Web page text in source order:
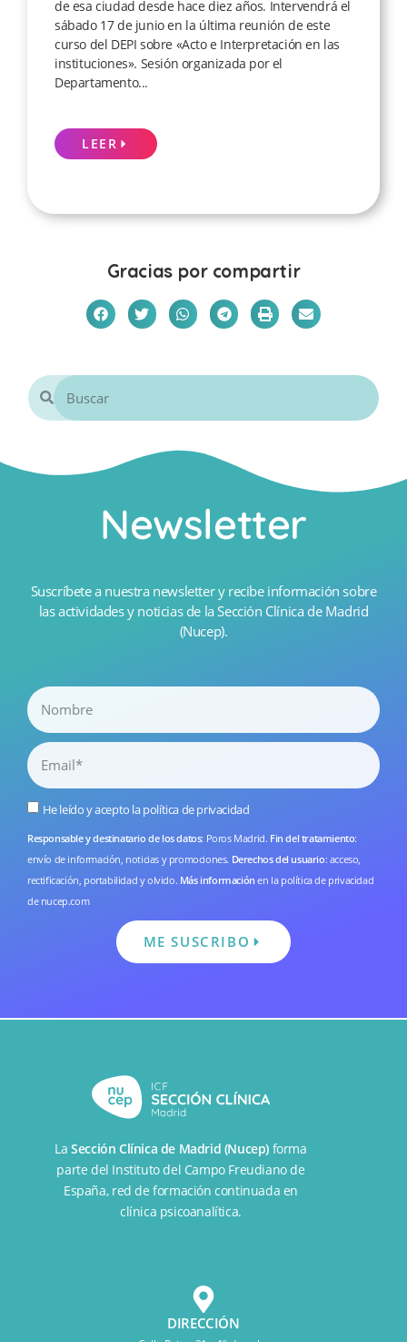
de esa ciudad desde hace diez años. Intervendrá el
sábado 17 de junio en la última reunión de este
curso del DEPI sobre «Acto e Interpretación en las
instituciones». Sesión organizada por el
Departamento...
LEER
Gracias por compartir
Newsletter
Suscríbete a nuestra newsletter y recibe información sobre
las actividades y noticias de la Sección Clínica de Madrid
(Nucep).
He leído y acepto lapolítica de privacidad
Responsable y destinatario de los datos: Poros Madrid. Fin del tratamiento:
envío de información, noticias y promociones. Derechos del usuario: acceso,
rectificación, portabilidad y olvido. Más información en la política de privacidad
de nucep.com
ME SUSCRIBO
LaSección Clínica de Madrid (Nucep) forma
parte del Instituto del Campo Freudiano de
España, red de formación continuada en
clínica psicoanalítica.
DIRECCIÓN